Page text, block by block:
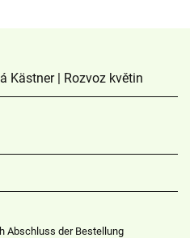
Kästner | Rozvoz květin
Abschluss der Bestellung